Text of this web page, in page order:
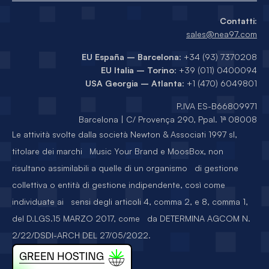
Le attività svolte dalla società Newton & Associati 1997 sl,
titolare dei marchi Music Your Brand e MoosBox, non
risultano assimilabili a quelle di un organismo di gestione
collettiva o entità di gestione indipendente, così come
individuate ai sensi degli articoli 4, comma 2, e 8, comma 1,
del D.LGS.15 MARZO 2017, come da DETERMINA AGCOM N.
2/22/DSDI-ARCH DEL 27/05/2022.
Contatti:
sales@nea97.com
EU España – Barcelona: +34 (93) 7370208
EU Italia – Torino: +39 (011) 0400094
USA Georgia – Atlanta: +1 (470) 6049801
P.IVA ES-B66809971
Barcelona | C/ Provença 290, Ppal. 1ª 08008